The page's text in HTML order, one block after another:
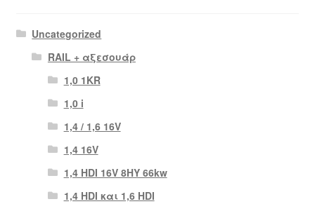
Uncategorized
RAIL + αξεσουάρ
1,0 1KR
1,0 i
1,4 / 1,6 16V
1,4 16V
1,4 HDI 16V 8HY 66kw
1,4 HDI και 1,6 HDI